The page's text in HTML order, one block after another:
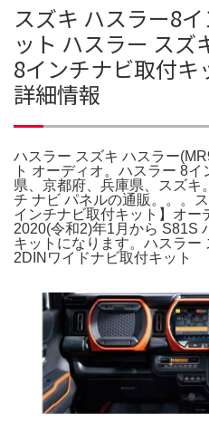
スズキ ハスラー8
ット ハスラー スズ
8インチナビ取付キ
詳細情報
ハスラー スズキ ハスラー
ト オーディオ。ハスラー 8
県、京都府、兵庫県、スズキ
チ ナビ パネルの通販。。。
インチナビ取付キット】オー
2020(令和2)年1月から S81S
キットになります。ハスラー
2DINワイドナビ取付キット